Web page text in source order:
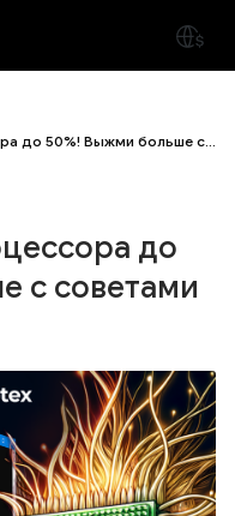
Увеличь доход процессора до 50%! Выжми больше с советами Криптекса!
до
с советами